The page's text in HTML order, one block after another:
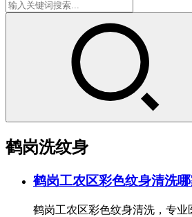
鹤岗洗纹身
鹤岗工农区彩色纹身清洗
鹤岗工农区彩色纹身清洗，专